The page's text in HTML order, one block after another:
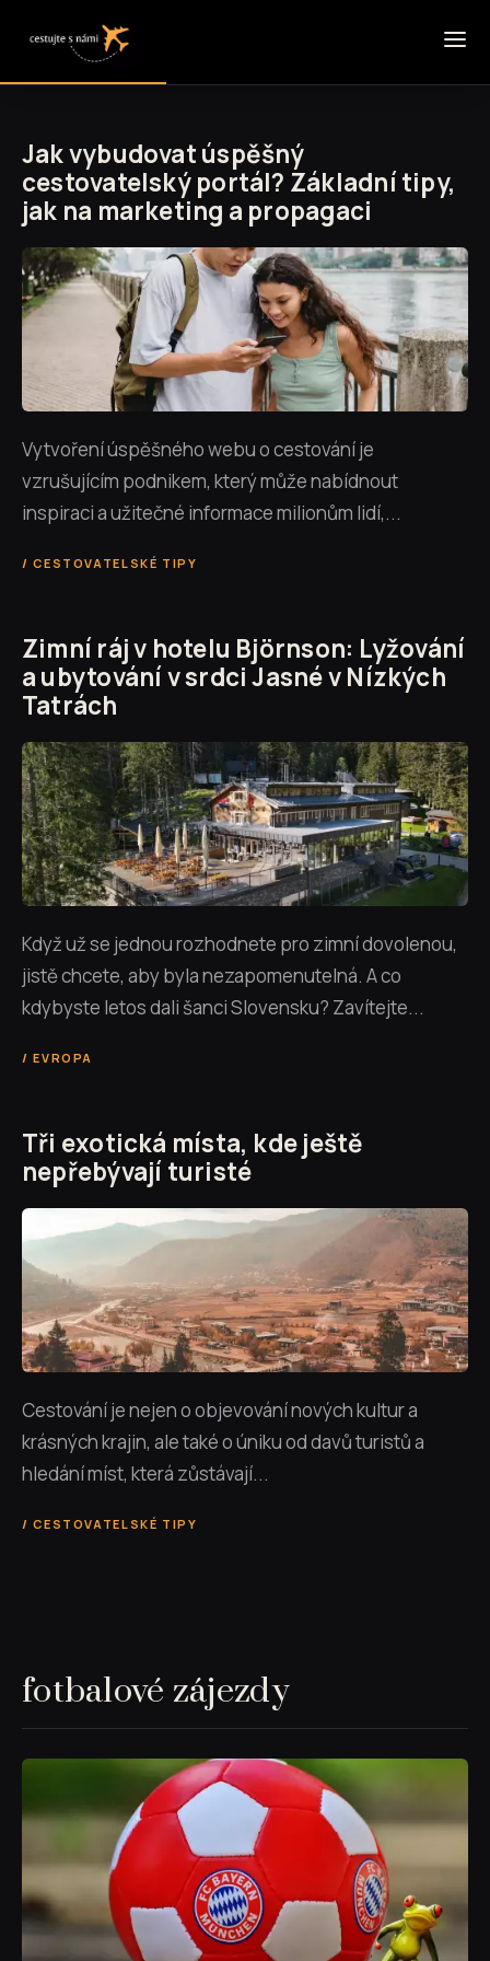
Jak vybudovat úspěšný
cestovatelský portál? Základní tipy,
jak na marketing a propagaci
Vytvoření úspěšného webu o cestování je
vzrušujícím podnikem, který může nabídnout
inspiraci a užitečné informace milionům lidí,...
CESTOVATELSKÉ TIPY
Zimní ráj v hotelu Björnson: Lyžování
a ubytování v srdci Jasné v Nízkých
Tatrách
Když už se jednou rozhodnete pro zimní dovolenou,
jistě chcete, aby byla nezapomenutelná. A co
kdybyste letos dali šanci Slovensku? Zavítejte...
EVROPA
Tři exotická místa, kde ještě
nepřebývají turisté
Cestování je nejen o objevování nových kultur a
krásných krajin, ale také o úniku od davů turistů a
hledání míst, která zůstávají...
CESTOVATELSKÉ TIPY
fotbalové zájezdy